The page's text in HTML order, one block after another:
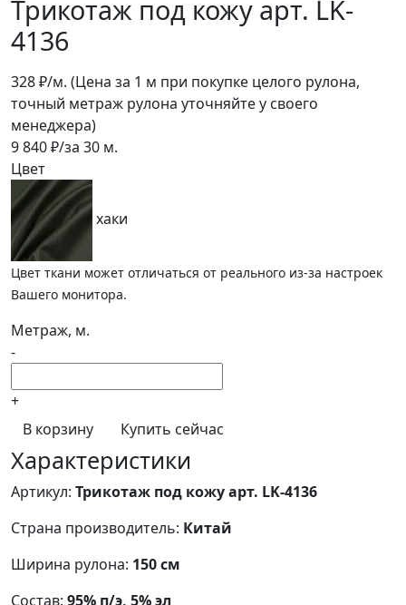
Трикотаж под кожу арт. LK-
4136
328₽/м. (Цена за 1 м при покупке целого рулона,
точный метраж рулона уточняйте у своего
менеджера)
9 840₽/за 30 м.
Цвет
хаки
Цвет ткани может отличаться от реального из-за настроек
Вашего монитора.
Метраж, м.
-
+
В корзину
Купить сейчас
Характеристики
Артикул: Трикотаж под кожу арт. LK-4136
Страна производитель: Китай
Ширина рулона: 150 см
Состав: 95% п/э, 5% эл